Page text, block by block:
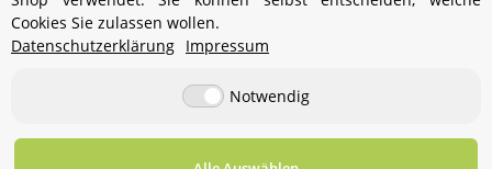
Informationen
Gesetzliche Informationen
Cookies Sie zulassen wollen.
Datenschutzerklärung Impressum
Notwendig